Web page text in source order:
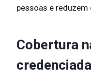
pessoas e reduzem
Cobertura
credenciada